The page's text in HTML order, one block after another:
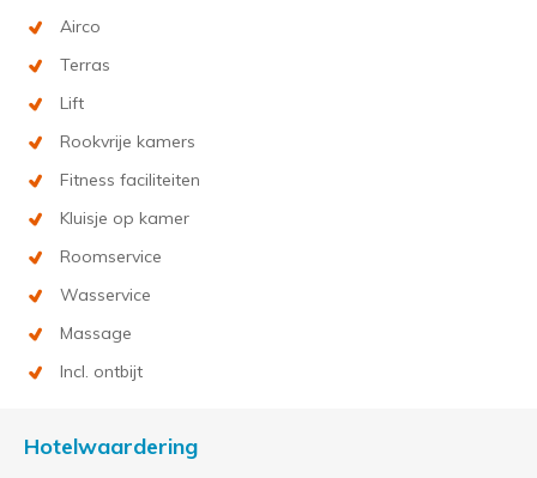
Airco
Terras
Lift
Rookvrije kamers
Fitness faciliteiten
Kluisje op kamer
Roomservice
Wasservice
Massage
Incl. ontbijt
Hotelwaardering